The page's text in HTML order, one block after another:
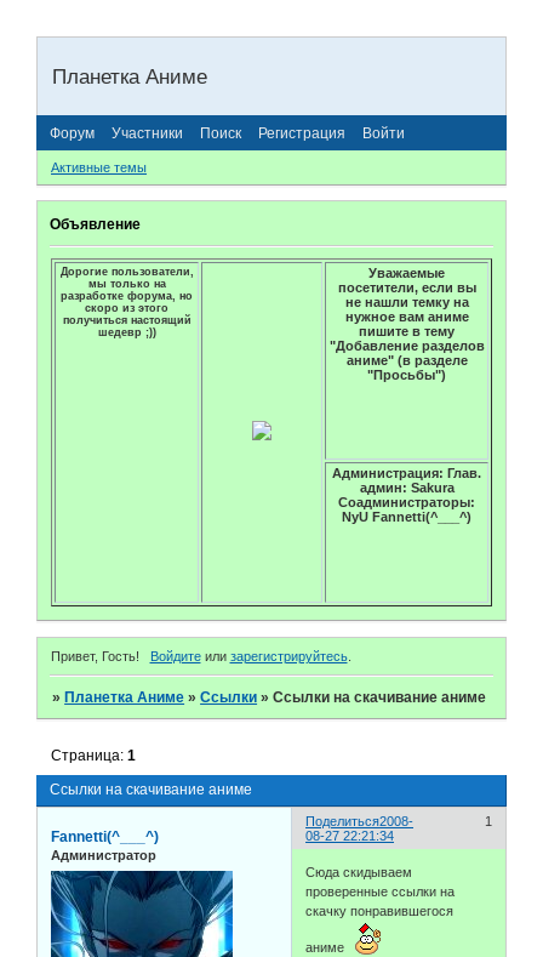
Планетка Аниме
Форум Участники Поиск Регистрация Войти
Активные темы
Объявление
Дорогие пользователи,
мы только на
разработке форума, но
скоро из этого
получиться настоящий
шедевр ;))
Уважаемые
посетители, если вы
не нашли темку на
нужное вам аниме
пишите в тему
"Добавление разделов
аниме" (в разделе
"Просьбы")
Администрация: Глав.
админ: Sakura
Соадминистраторы:
NyU Fannetti(^___^)
Привет, Гость! Войдитеили зарегистрируйтесь.
» Планетка Аниме »Ссылки »Ссылки на скачивание аниме
Ссылки на скачивание аниме
Страница:1
Поделиться 1
2008-
08-27 22:21:34
Fannetti(^___^)
Администратор
Сюда скидываем
проверенные ссылки на
скачку понравившегося
аниме